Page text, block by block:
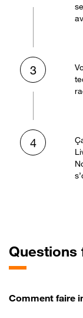
3
4
Questions
Comment faire